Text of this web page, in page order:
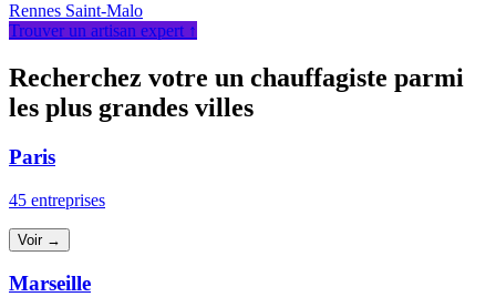
Rennes Saint-Malo
Trouver un artisan expert ↑
Recherchez votre un chauffagiste parmi
les plus grandes villes
Paris
45 entreprises
Voir →
Marseille